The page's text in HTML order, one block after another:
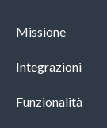
Missione
Integrazioni
Funzionalità